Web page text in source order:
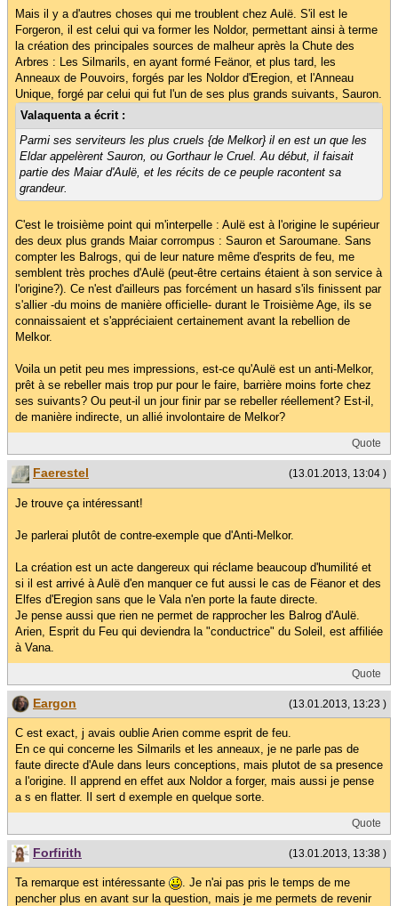
Mais il y a d'autres choses qui me troublent chez Aulë. S'il est le
Forgeron, il est celui qui va former les Noldor, permettant ainsi à terme
la création des principales sources de malheur après la Chute des
Arbres : Les Silmarils, en ayant formé Feänor, et plus tard, les
Anneaux de Pouvoirs, forgés par les Noldor d'Eregion, et l'Anneau
Unique, forgé par celui qui fut l'un de ses plus grands suivants, Sauron.
Valaquenta a écrit :
Parmi ses serviteurs les plus cruels {de Melkor} il en est un que les
Eldar appelèrent Sauron, ou Gorthaur le Cruel. Au début, il faisait
partie des Maiar d'Aulë, et les récits de ce peuple racontent sa
grandeur.
C'est le troisième point qui m'interpelle : Aulë est à l'origine le supérieur
des deux plus grands Maiar corrompus : Sauron et Saroumane. Sans
compter les Balrogs, qui de leur nature même d'esprits de feu, me
semblent très proches d'Aulë (peut-être certains étaient à son service à
l'origine?). Ce n'est d'ailleurs pas forcément un hasard s'ils finissent par
s'allier -du moins de manière officielle- durant le Troisième Age, ils se
connaissaient et s'appréciaient certainement avant la rebellion de
Melkor.
Voila un petit peu mes impressions, est-ce qu'Aulë est un anti-Melkor,
prêt à se rebeller mais trop pur pour le faire, barrière moins forte chez
ses suivants? Ou peut-il un jour finir par se rebeller réellement? Est-il,
de manière indirecte, un allié involontaire de Melkor?
Quote
(13.01.2013, 13:04 )
Faerestel
Je trouve ça intéressant!
Je parlerai plutôt de contre-exemple que d'Anti-Melkor.
La création est un acte dangereux qui réclame beaucoup d'humilité et
si il est arrivé à Aulë d'en manquer ce fut aussi le cas de Fëanor et des
Elfes d'Eregion sans que le Vala n'en porte la faute directe.
Je pense aussi que rien ne permet de rapprocher les Balrog d'Aulë.
Arien, Esprit du Feu qui deviendra la "conductrice" du Soleil, est affiliée
à Vana.
Quote
(13.01.2013, 13:23 )
Eargon
C est exact, j avais oublie Arien comme esprit de feu.
En ce qui concerne les Silmarils et les anneaux, je ne parle pas de
faute directe d'Aule dans leurs conceptions, mais plutot de sa presence
a l'origine. Il apprend en effet aux Noldor a forger, mais aussi je pense
a s en flatter. Il sert d exemple en quelque sorte.
Quote
(13.01.2013, 13:38 )
Forfirith
Ta remarque est intéressante
. Je n'ai pas pris le temps de me
pencher plus en avant sur la question, mais je me permets de revenir